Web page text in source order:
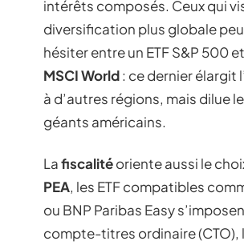
intérêts composés. Ceux qui
diversification plus globale
hésiter entre un ETF S&P 500
MSCI World: ce dernier élargit
à d’autres régions, mais dilue
géants américains.
Lafiscalitéoriente aussi le
PEA, les ETF compatibles
ou BNP Paribas Easy
compte-titres ordinaire (CTO),